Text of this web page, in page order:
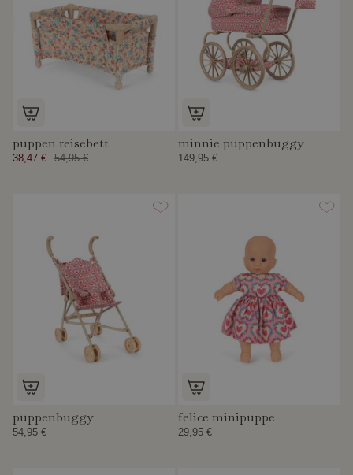
puppen reisebett
38,47 € 54,95 €
minnie puppenbuggy
149,95 €
puppenbuggy
54,95 €
felice minipuppe
29,95 €